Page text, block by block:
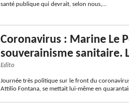
santé publique qui devrait, selon nous,…
Coronavirus : Marine Le
souverainisme sanitaire.
Edito
Journée très politique sur le front du
Attilio Fontana, se mettait lui-même en